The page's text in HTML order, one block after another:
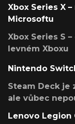
Xbox Series X
Microsoftu
Xbox Series S
levném Xboxu
Nintendo
Steam Deck je
ale vůbec
Lenovo Legion